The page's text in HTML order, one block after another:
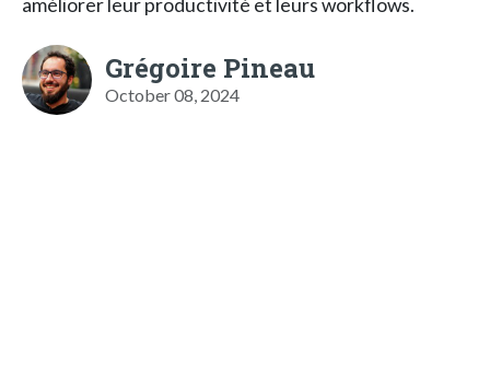
améliorer leur productivité et leurs workflows.
Grégoire Pineau
October 08, 2024